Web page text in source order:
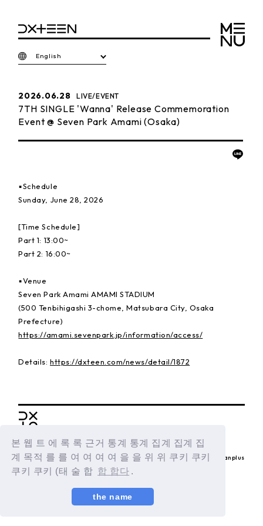
본 웹 트 에 록 록 근거 통계 통계 집계 집계 집
계 목적 를 를 여 여 여 여 을 을 위 위 쿠키 쿠키
쿠키 쿠키 (태 술 합 합 합다 .
the name
English
2026.06.28 LIVE/EVENT
7TH SINGLE 'Wanna' Release Commemoration
Event @ Seven Park Amami (Osaka)
▪️Schedule
Sunday, June 28, 2026
[Time Schedule]
Part 1: 13:00~
Part 2: 16:00~
▪️Venue
Seven Park Amami AMAMI STADIUM
(500 Tenbihigashi 3-chome, Matsubara City, Osaka
Prefecture)
https://amami.sevenpark.jp/information/access/
Details:https://dxteen.com/news/detail/1872
© LAPONE ENTERTAINMENT / Fanplus